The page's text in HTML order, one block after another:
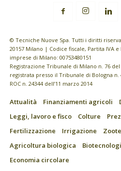
© Tecniche Nuove Spa. Tutti i diritti
20157 Milano | Codice fiscale, Partita IVA
imprese di Milano: 00753480151
Registrazione Tribunale di Milano n. 76
registrata presso il Tribunale di Bologna n.
ROC n. 24344 dell’11 marzo 2014
Attualità Finanziamenti agricoli
Leggi, lavoro e fisco
Colture
Fertilizzazione
Irrigazione
Agricoltura biologica
Economia circolare